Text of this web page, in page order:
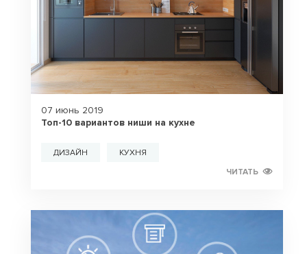
07 июнь 2019
Топ-10 вариантов ниши на кухне
ДИЗАЙН
КУХНЯ
ЧИТАТЬ